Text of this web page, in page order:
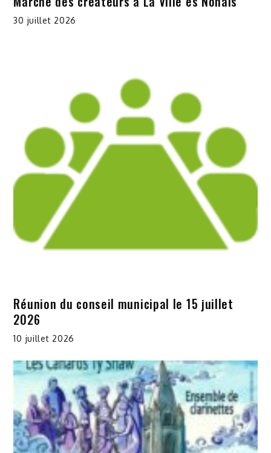
30 juillet 2026
Réunion du conseil municipal le 15 juillet
2026
10 juillet 2026